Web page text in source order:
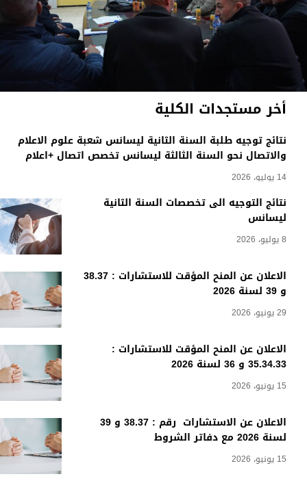
أخر مستجدات الكلية
نتائج توجيه طلبة السنة الثانية ليسانس شعبة علوم الاعلام
والاتصال نحو السنة الثالثة ليسانس تخصص اتصال +اعلام
14 يوليو، 2026
نتائج التوجيه الى تخصصات السنة الثانية
ليسانس
8 يوليو، 2026
الاعلان عن المنح المؤقت للاستشارات : 38.37
و 39 لسنة 2026
29 يونيو، 2026
الاعلان عن المنح المؤقت للاستشارات :
35.34.33 و 36 لسنة 2026
15 يونيو، 2026
الاعلان عن الاستشارات رقم : 38.37 و 39
لسنة 2026 مع دفاتر الشروط
15 يونيو، 2026